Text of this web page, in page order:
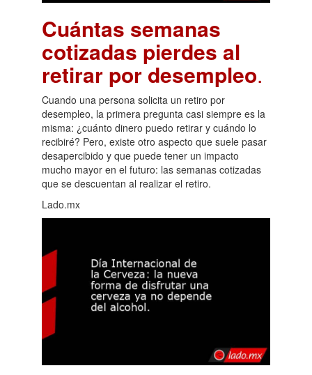
Cuántas semanas
cotizadas pierdes al
retirar por desempleo.
Cuando una persona solicita un retiro por
desempleo, la primera pregunta casi siempre es la
misma: ¿cuánto dinero puedo retirar y cuándo lo
recibiré? Pero, existe otro aspecto que suele pasar
desapercibido y que puede tener un impacto
mucho mayor en el futuro: las semanas cotizadas
que se descuentan al realizar el retiro.
Lado.mx